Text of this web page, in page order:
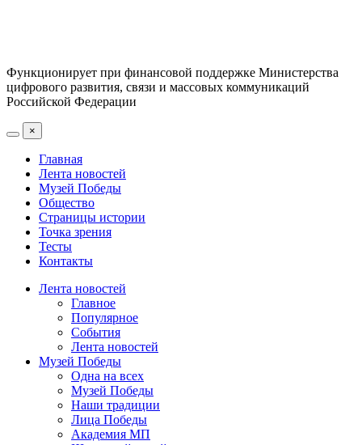
Функционирует при финансовой поддержке Министерства
цифрового развития, связи и массовых коммуникаций
Российской Федерации
×
Главная
Лента новостей
Музей Победы
Общество
Страницы истории
Точка зрения
Тесты
Контакты
Лента новостей
Главное
Популярное
События
Лента новостей
Музей Победы
Одна на всех
Музей Победы
Наши традиции
Лица Победы
Академия МП